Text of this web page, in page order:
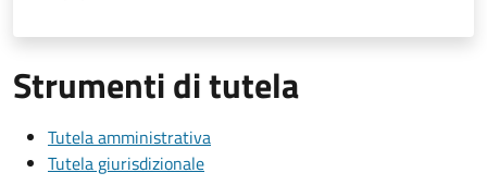
Strumenti di tutela
Tutela amministrativa
Tutela giurisdizionale